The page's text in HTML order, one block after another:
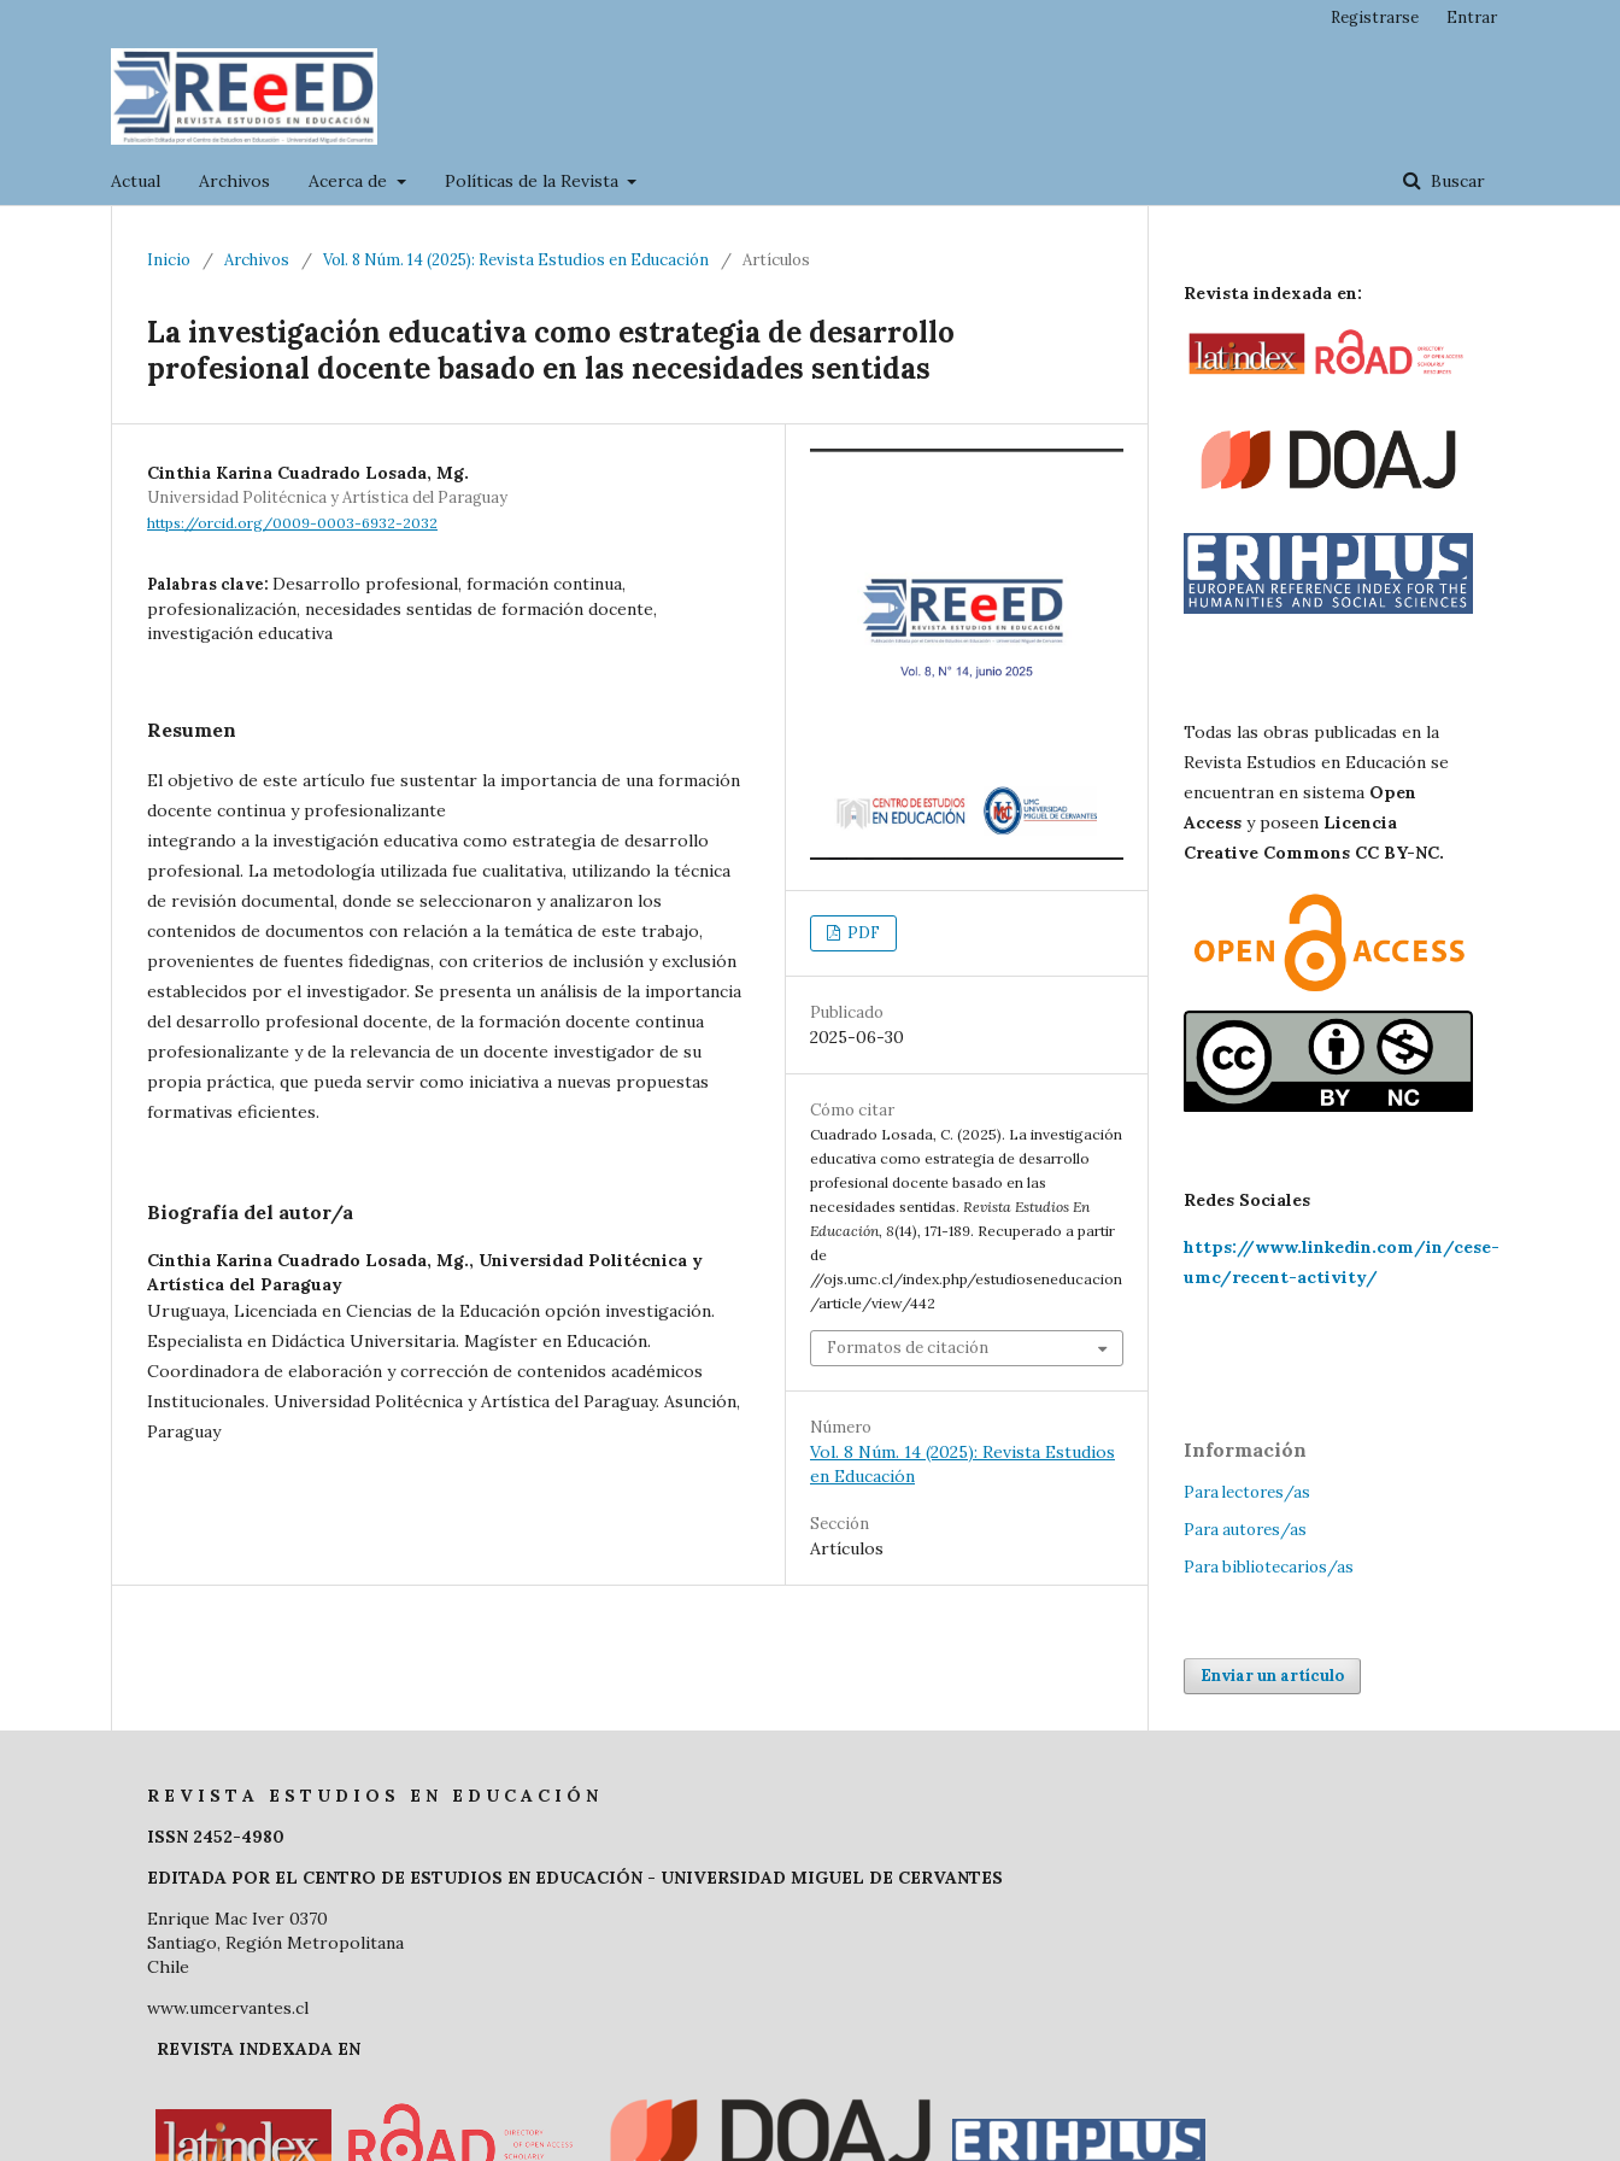
Actual Archivos Acerca de Políticas de la Revista Buscar
Registrarse Entrar
Inicio / Archivos / Vol. 8 Núm. 14 (2025): Revista Estudios en Educación / Artículos
La investigación educativa como estrategia de desarrollo
profesional docente basado en las necesidades sentidas
Cinthia Karina Cuadrado Losada, Mg.
Universidad Politécnica y Artística del Paraguay
https://orcid.org/0009-0003-6932-2032
Palabras clave: Desarrollo profesional, formación continua,
profesionalización, necesidades sentidas de formación docente,
investigación educativa
Resumen
El objetivo de este artículo fue sustentar la importancia de una formación
docente continua y profesionalizante
integrando a la investigación educativa como estrategia de desarrollo
profesional. La metodología utilizada fue cualitativa, utilizando la técnica
de revisión documental, donde se seleccionaron y analizaron los
contenidos de documentos con relación a la temática de este trabajo,
provenientes de fuentes fidedignas, con criterios de inclusión y exclusión
establecidos por el investigador. Se presenta un análisis de la importancia
del desarrollo profesional docente, de la formación docente continua
profesionalizante y de la relevancia de un docente investigador de su
propia práctica, que pueda servir como iniciativa a nuevas propuestas
formativas eficientes.
Biografía del autor/a
Cinthia Karina Cuadrado Losada, Mg., Universidad Politécnica y
Artística del Paraguay
Uruguaya, Licenciada en Ciencias de la Educación opción investigación.
Especialista en Didáctica Universitaria. Magíster en Educación.
Coordinadora de elaboración y corrección de contenidos académicos
Institucionales. Universidad Politécnica y Artística del Paraguay. Asunción,
Paraguay
PDF
Publicado
2025-06-30
Cómo citar
Cuadrado Losada, C. (2025). La investigación
educativa como estrategia de desarrollo
profesional docente basado en las
necesidades sentidas. Revista Estudios En
Educación, 8(14), 171-189. Recuperado a partir
de
//ojs.umc.cl/index.php/estudioseneducacion
/article/view/442
Formatos de citación
Número
Vol. 8 Núm. 14 (2025): Revista Estudios
en Educación
Sección
Artículos
Revista indexada en:
Todas las obras publicadas en la
Revista Estudios en Educación se
encuentran en sistema Open
Access y poseen Licencia
Creative Commons CC BY-NC.
Redes Sociales
https://www.linkedin.com/in/cese-
umc/recent-activity/
Información
Para lectores/as
Para autores/as
Para bibliotecarios/as
Enviar un artículo
R E V I S T A E S T U D I O S E N E D U C A C I Ó N
ISSN 2452-4980
EDITADA POR EL CENTRO DE ESTUDIOS EN EDUCACIÓN - UNIVERSIDAD MIGUEL DE CERVANTES
Enrique Mac Iver 0370
Santiago, Región Metropolitana
Chile
www.umcervantes.cl
REVISTA INDEXADA EN